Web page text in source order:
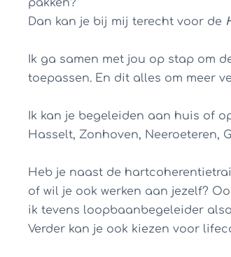
pakken?
Dan kan je bij mij terecht voor de
Ik ga samen met jou op stap om
toepassen. En dit alles om meer
Ik kan je begeleiden aan huis of
Hasselt, Zonhoven, Neeroeteren,
Heb je naast de
of wil je ook werken aan jezelf?
ik tevens loopbaanbegeleider
Verder kan je ook kiezen voor